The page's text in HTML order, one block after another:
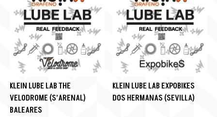
KLEIN LUBE LAB THE
VELODROME (S’ARENAL)
BALEARES
KLEIN LUBE LAB EXPOBIKES
DOS HERMANAS (SEVILLA)